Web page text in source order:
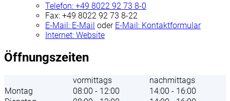
Telefon: +49 8022 92 73 8-0
Fax: +49 8022 92 73 8-22
E-Mail: E-Mail oder E-Mail: Kontaktformular
Internet: Website
Öffnungszeiten
vormittags
nachmittags
Montag
08:00 - 12:00
14:00 - 16:00